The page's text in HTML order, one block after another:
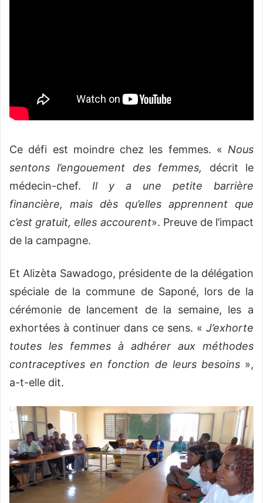
Ce défi est moindre chez les femmes. « Nous
sentons l’engouement des femmes, décrit le
médecin-chef. Il y a une petite barrière
financière, mais dès qu’elles apprennent que
c’est gratuit, elles accourent». Preuve de l’impact
de la campagne.
Et Alizèta Sawadogo, présidente de la délégation
spéciale de la commune de Saponé, lors de la
cérémonie de lancement de la semaine, les a
exhortées à continuer dans ce sens. « J’exhorte
toutes les femmes à adhérer aux méthodes
contraceptives en fonction de leurs besoins »,
a-t-elle dit.